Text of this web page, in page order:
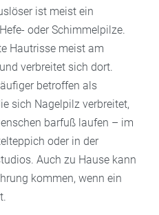
ist meist ein
oder Schimmelpilze.
Hautrisse meist am
verbreitet sich dort.
betroffen als
sich Nagelpilz verbreitet,
barfuß laufen – im
oder in der
Auch zu Hause kann
kommen, wenn ein